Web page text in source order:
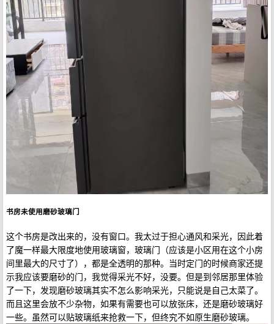
书房未使用磨砂玻璃门
这个书房是改出来的，没有窗口。我太过于担心通风和采光，因此着
了魔一样最大限度地使用玻璃窗，玻璃门（应该是小区用在这个小房
间里最大的尺寸了），都是全透明的那种。当时定门的时候商家还提
示我应该要磨砂的门，我觉得采光不好，没要。但是到邻居那里体验
了一下，发现磨砂玻璃其实不怎么影响采光，只能说是自己太菜了。
而且这里会放不少杂物，如果有需要也可以放张床，还是磨砂玻璃好
一些。虽然可以贴玻璃纸来抢救一下，但终究不如原生磨砂玻璃。